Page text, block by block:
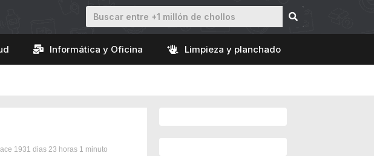
Informática y Oficina Limpieza y planchado
1931 dias 23 horas 1 minuto